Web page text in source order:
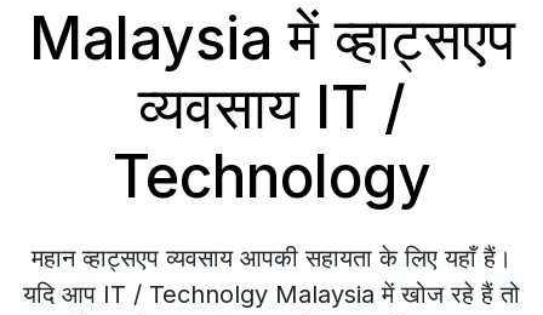
Malaysia में व्हाट्सएप
व्यवसाय IT /
Technology
महान व्हाट्सएप व्यवसाय आपकी सहायता के लिए यहाँ हैं।
यदि आप IT / Technolgy Malaysia में खोज रहे हैं तो